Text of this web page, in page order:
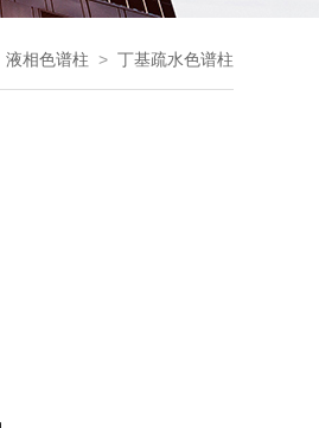
液相色谱柱 > 丁基疏水色谱柱